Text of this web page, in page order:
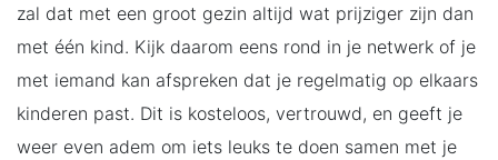
zal dat met een groot gezin altijd wat prijziger zijn dan
met één kind. Kijk daarom eens rond in je netwerk of je
met iemand kan afspreken dat je regelmatig op elkaars
kinderen past. Dit is kosteloos, vertrouwd, en geeft je
weer even adem om iets leuks te doen samen met je